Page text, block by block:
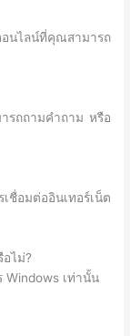
นไลน์ที่คุณสามารถ
รถถามคำถาม หรือ
ชื่อมต่ออินเทอร์เน็ต
ไม่?
Windows เท่านั้น